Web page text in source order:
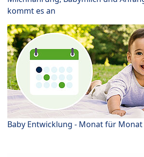
kommt es an
Baby Entwicklung - Monat für Monat